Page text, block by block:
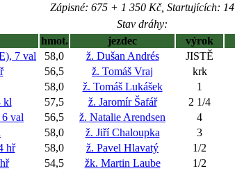
Zápisné: 675 + 1 350 Kč, Startujících: 14
Stav dráhy:
hmot. jezdec výrok
7 val 58,0 ž. Dušan Andrés JISTĚ
56,5 ž. Tomáš Vraj krk
58,0 ž. Tomáš Lukášek 1
kl 57,5 ž. Jaromír Šafář 2 1/4
val 56,5 ž. Natalie Arendsen 4
58,0 ž. Jiří Chaloupka 3
hř 58,0 ž. Pavel Hlavatý 1/2
54,5 žk. Martin Laube 1/2